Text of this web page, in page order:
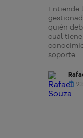
Entiende
quién
cuál
soporte.